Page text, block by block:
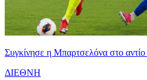
Συγκίνησε η Μπαρτσελόνα στο
ΔΙΕΘΝΗ